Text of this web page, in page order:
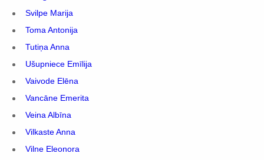
Svilpe Marija
Toma Antonija
Tutiņa Anna
Ušupniece Emīlija
Vaivode Elēna
Vancāne Emerita
Veina Albīna
Vilkaste Anna
Vilne Eleonora